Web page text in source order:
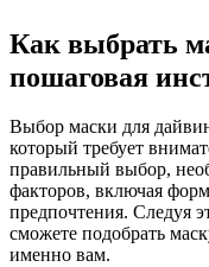
Как выбрать
пошаговая
Выбор маски для
который требует
правильный выбор,
факторов, включая
предпочтения. Следуя
сможете подобрать
именно вам.